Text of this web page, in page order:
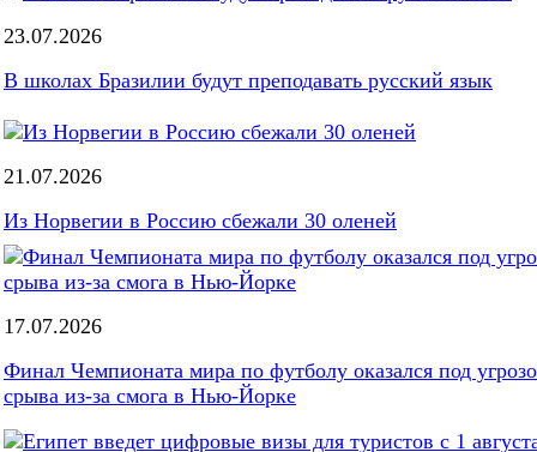
23.07.2026
В школах Бразилии будут преподавать русский язык
21.07.2026
Из Норвегии в Россию сбежали 30 оленей
17.07.2026
Финал Чемпионата мира по футболу оказался под
срыва из-за смога в Нью-Йорке